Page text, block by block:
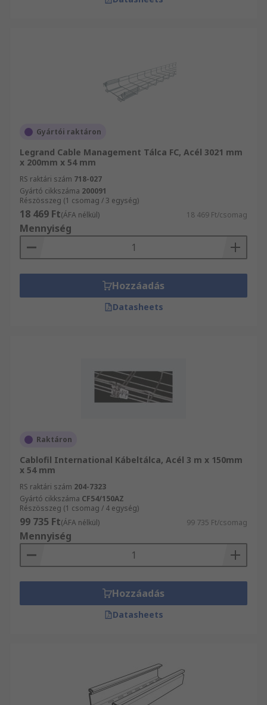
Gyártói raktáron
Legrand Cable Management Tálca FC, Acél 3021 mm
x 200mm x 54 mm
RS raktári szám 718-027
Gyártó cikkszáma 200091
Részösszeg (1 csomag / 3 egység)
18 469 Ft(ÁFA nélkül) 18 469 Ft/csomag
Mennyiség
Hozzáadás
Datasheets
Raktáron
Cablofil International Kábeltálca, Acél 3 m x 150mm
x 54 mm
RS raktári szám 204-7323
Gyártó cikkszáma CF54/150AZ
Részösszeg (1 csomag / 4 egység)
99 735 Ft(ÁFA nélkül) 99 735 Ft/csomag
Mennyiség
Hozzáadás
Datasheets